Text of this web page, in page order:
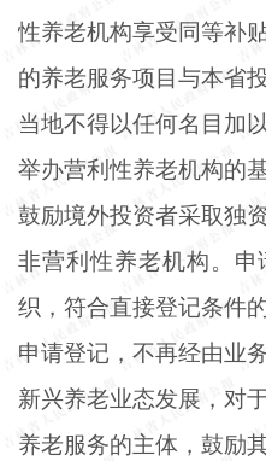
性养老机构享受同等补
的养老服务项目与本省
当地不得以任何名目加
举办营利性养老机构的
鼓励境外投资者采取独
非营利性养老机构。申
织，符合直接登记条件
申请登记，不再经由业
新兴养老业态发展，对
养老服务的主体，鼓励